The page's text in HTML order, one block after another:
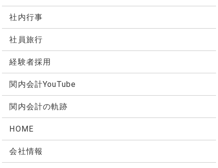
社内行事
社員旅行
経験者採用
関内会計YouTube
関内会計の軌跡
HOME
会社情報